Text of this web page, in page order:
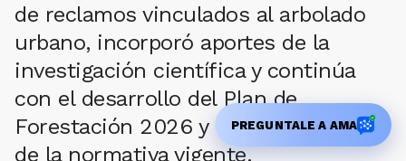
de reclamos vinculados al arbolado
urbano, incorporó aportes de la
investigación científica y continúa
con el desarrollo del Plan de
Forestación 2026 y la actualización
de la normativa vigente.
PREGUNTALE A AMA